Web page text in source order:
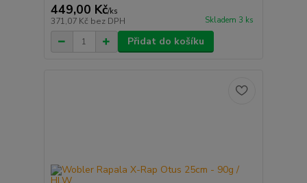
449,00 Kč/ks
371,07 Kč bez DPH Skladem 3 ks
Přidat do košíku